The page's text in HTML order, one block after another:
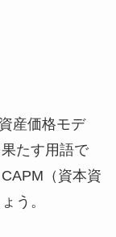
産価格モデ
たす用語で
（資本資
う。